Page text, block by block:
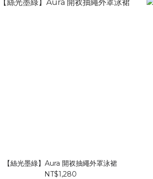
【絲光墨綠】Aura 開衩抽繩外罩泳裙
NT$1,280